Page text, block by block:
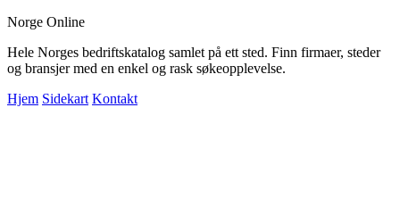
Norge Online
Hele Norges bedriftskatalog samlet på ett sted. Finn firmaer, steder
og bransjer med en enkel og rask søkeopplevelse.
Hjem Sidekart Kontakt